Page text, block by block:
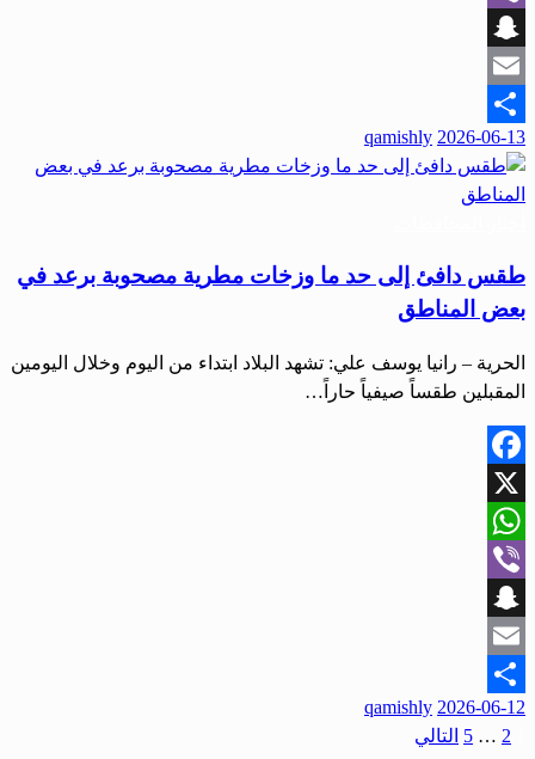
Viber
Snapchat
Email
Share
نُشر
في
2026-06-13
qamishly
طقس دافئ إلى حد ما وزخات مطرية مصحوبة برعد في
بعض المناطق
الحرية – رانيا يوسف علي: تشهد البلاد ابتداء من اليوم وخلال اليومين
المقبلين طقساً صيفياً حاراً…
Facebook
X
WhatsApp
Viber
Snapchat
Email
Share
نُشر
في
2026-06-12
qamishly
تعدد
2
…
5 التالي